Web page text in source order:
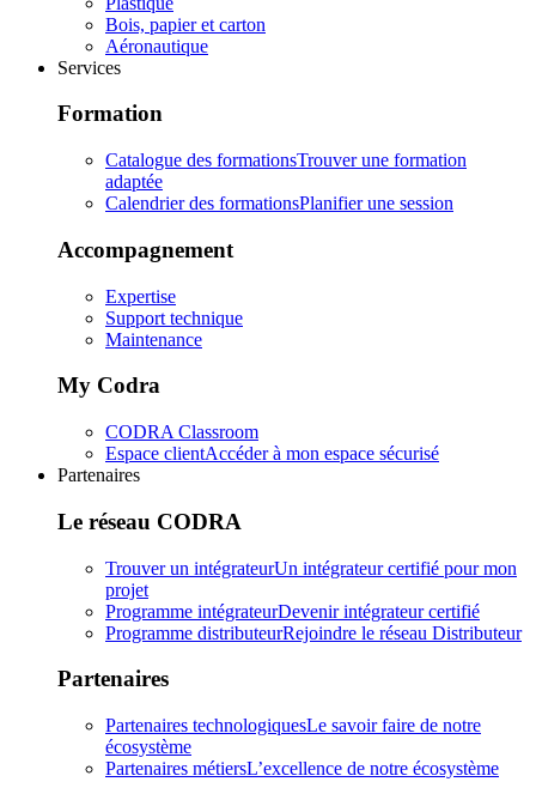
Bois, papier et carton
Aéronautique
Services
Formation
Catalogue des formationsTrouver une formation
adaptée
Calendrier des formationsPlanifier une session
Accompagnement
Expertise
Support technique
Maintenance
My Codra
CODRA Classroom
Espace clientAccéder à mon espace sécurisé
Partenaires
Le réseau CODRA
Trouver un intégrateurUn intégrateur certifié pour mon
projet
Programme intégrateurDevenir intégrateur certifié
Programme distributeurRejoindre le réseau Distributeur
Partenaires
Partenaires technologiquesLe savoir faire de notre
écosystème
Partenaires métiersL’excellence de notre écosystème